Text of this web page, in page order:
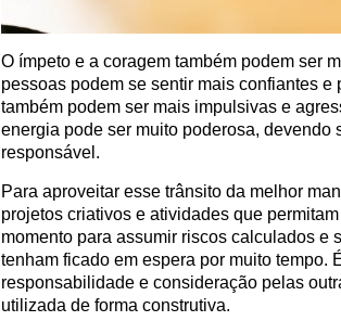
O ímpeto e a coragem também podem ser
pessoas podem se sentir mais confiantes
também podem ser mais impulsivas e
energia pode ser muito poderosa, devendo
responsável.
Para aproveitar esse trânsito da melhor
projetos criativos e atividades que
momento para assumir riscos calculados e
tenham ficado em espera por muito tempo.
responsabilidade e consideração pelas
utilizada de forma construtiva.